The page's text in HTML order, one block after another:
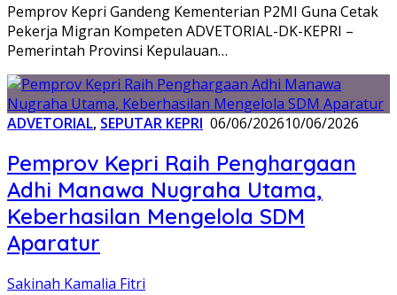
Pemprov Kepri Gandeng Kementerian P2MI Guna Cetak
Pekerja Migran Kompeten ADVETORIAL-DK-KEPRI –
Pemerintah Provinsi Kepulauan…
ADVETORIAL, SEPUTAR KEPRI 06/06/202610/06/2026
Pemprov Kepri Raih Penghargaan
Adhi Manawa Nugraha Utama,
Keberhasilan Mengelola SDM
Aparatur
Sakinah Kamalia Fitri